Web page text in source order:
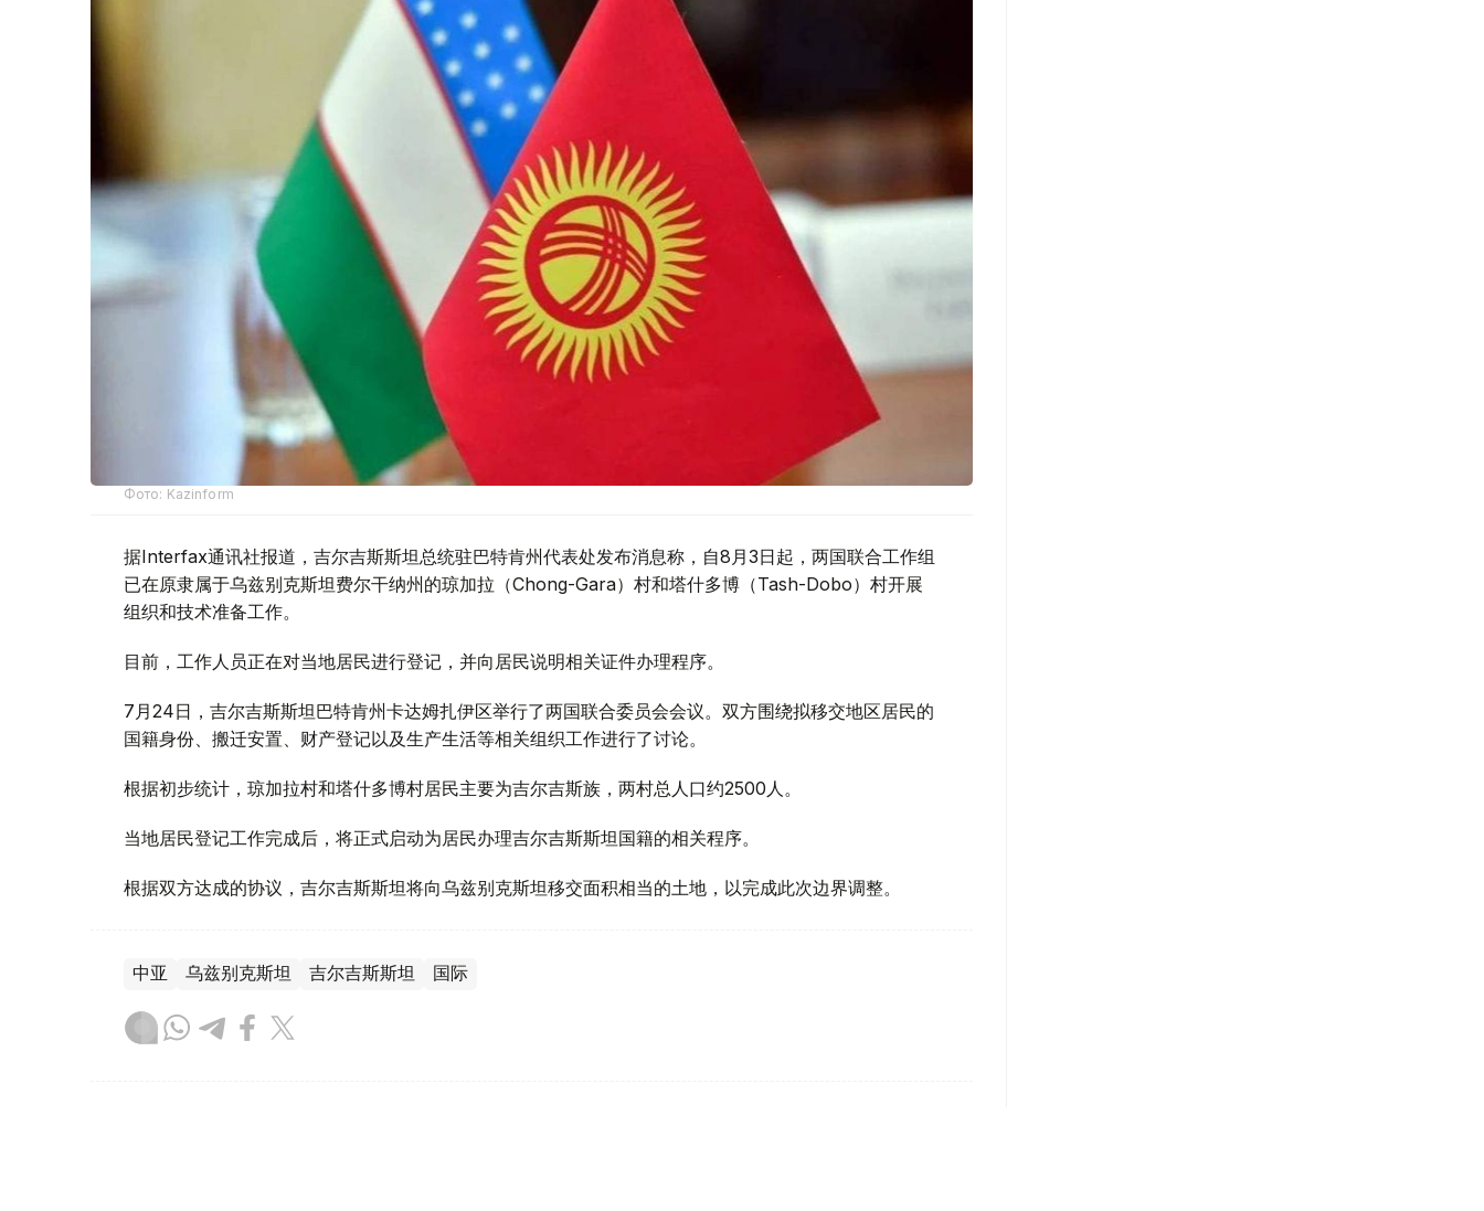
Фото: Kazinform
据Interfax通讯社报道，吉尔吉斯斯坦总统驻巴特肯州代表处发布消息称，自8月3日起，两国联合工作组
已在原隶属于乌兹别克斯坦费尔干纳州的琼加拉（Chong-Gara）村和塔什多博（Tash-Dobo）村开展
组织和技术准备工作。
目前，工作人员正在对当地居民进行登记，并向居民说明相关证件办理程序。
7月24日，吉尔吉斯斯坦巴特肯州卡达姆扎伊区举行了两国联合委员会会议。双方围绕拟移交地区居民的
国籍身份、搬迁安置、财产登记以及生产生活等相关组织工作进行了讨论。
根据初步统计，琼加拉村和塔什多博村居民主要为吉尔吉斯族，两村总人口约2500人。
当地居民登记工作完成后，将正式启动为居民办理吉尔吉斯斯坦国籍的相关程序。
根据双方达成的协议，吉尔吉斯斯坦将向乌兹别克斯坦移交面积相当的土地，以完成此次边界调整。
中亚 乌兹别克斯坦 吉尔吉斯斯坦 国际